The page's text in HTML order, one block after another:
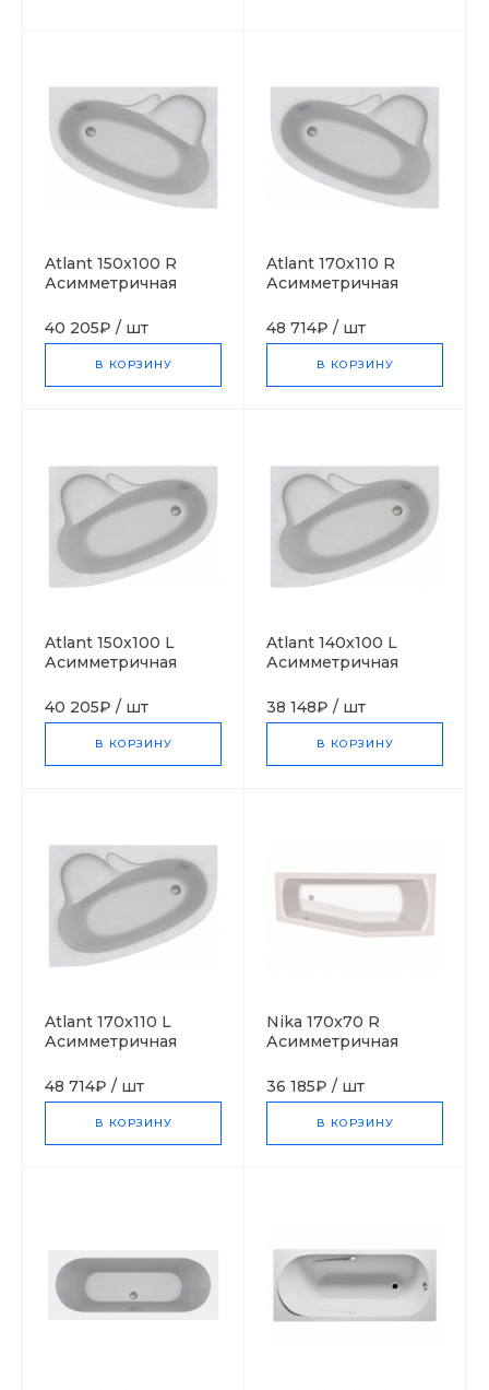
Atlant 150x100 R
Асимметричная
bath (Польша)
40 205₽ / шт
В КОРЗИНУ
Atlant 170x110 R
Асимметричная
bath (Польша)
48 714₽ / шт
В КОРЗИНУ
Atlant 150x100 L
Асимметричная
bath (Польша)
40 205₽ / шт
В КОРЗИНУ
Atlant 140x100 L
Асимметричная
bath (Польша)
38 148₽ / шт
В КОРЗИНУ
Atlant 170x110 L
Асимметричная
bath (Польша)
48 714₽ / шт
В КОРЗИНУ
Nika 170x70 R
Асимметричная
bath (Польша)
36 185₽ / шт
В КОРЗИНУ